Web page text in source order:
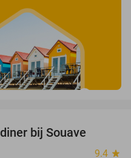
bij Souave
9.4 star